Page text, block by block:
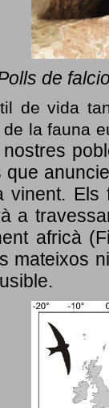
de
de vida
de la fauna
que
vinent. Els
a
africà
mateixos